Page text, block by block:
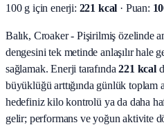
100 g için enerji: 221 kcal · Puan:
Balık, Croaker - Pişirilmiş özelinde
dengesini tek metinde anlaşılır hale
sağlamak. Enerji tarafında221 kcal
büyüklüğü arttığında günlük toplam
hedefiniz kilo kontrolü ya da daha
gelir; performans ve yoğun aktivite